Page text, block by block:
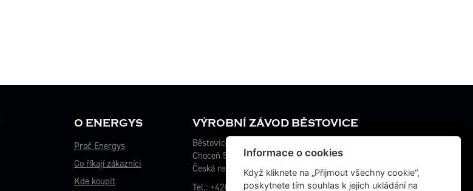
O ENERGYS
Proč Energys
Co říkají zákazníci
Kde koupit
VÝROBNÍ ZÁVOD BĚSTOVICE
Běstovice 115
Choceň 565 01
Česká republika
Tel.: +420 467 070 764
Informace o cookies
Když kliknete na „Přijmout všechny cookie“,
poskytnete tím souhlas k jejich ukládání na